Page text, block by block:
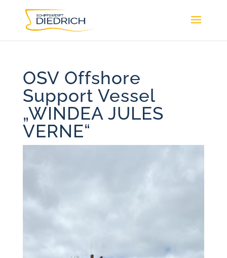
OSV Offshore
Support Vessel
„WINDEA JULES
VERNE“